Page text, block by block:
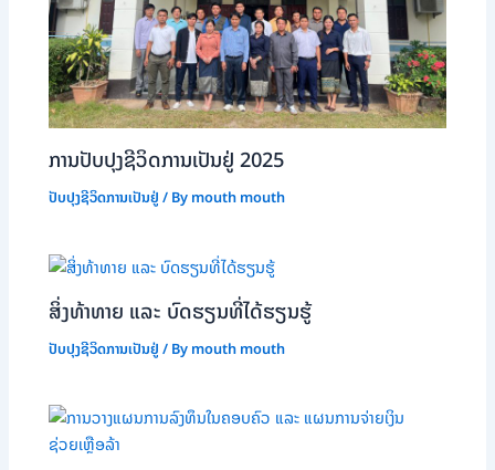
ການປັບປຸງຊີວິດການເປັນຢູ່ 2025
ປັບປຸງຊີວິດການເປັນຢູ່/ Bymouth mouth
ສິ່ງທ້າທາຍ ແລະ ບົດຮຽນທີ່ໄດ້ຮຽນຮູ້
ປັບປຸງຊີວິດການເປັນຢູ່/ Bymouth mouth